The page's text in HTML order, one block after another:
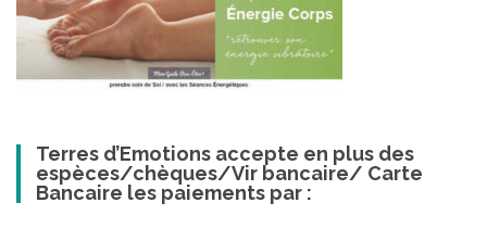
Terres d’Emotions accepte en plus des
espèces/chèques/Vir bancaire/ Carte
Bancaire les paiements par :